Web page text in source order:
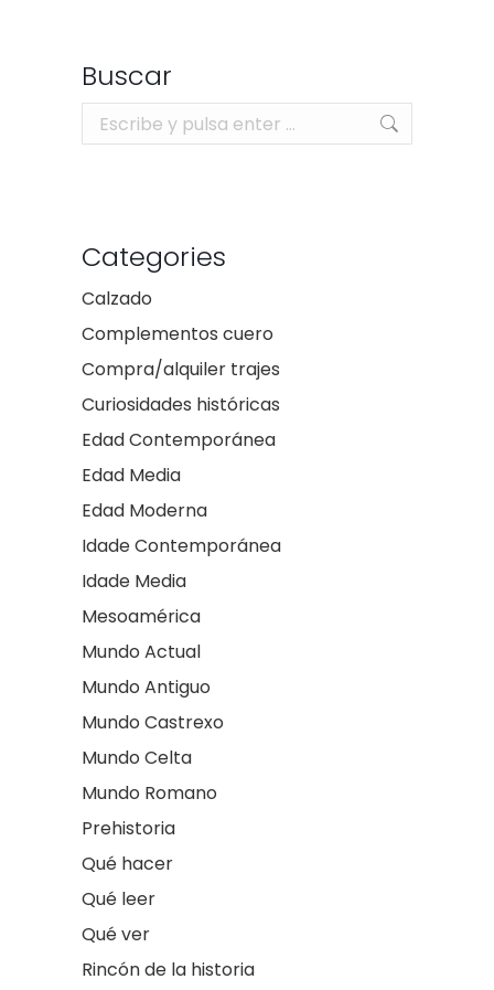
Buscar
Buscar:
Categories
Calzado
Complementos cuero
Compra/alquiler trajes
Curiosidades históricas
Edad Contemporánea
Edad Media
Edad Moderna
Idade Contemporánea
Idade Media
Mesoamérica
Mundo Actual
Mundo Antiguo
Mundo Castrexo
Mundo Celta
Mundo Romano
Prehistoria
Qué hacer
Qué leer
Qué ver
Rincón de la historia